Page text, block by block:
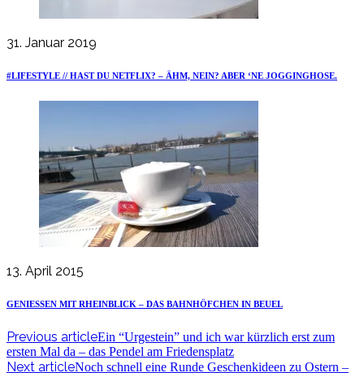
31. Januar 2019
#LIFESTYLE // HAST DU NETFLIX? – ÄHM, NEIN? ABER ‘NE JOGGINGHOSE.
13. April 2015
GENIESSEN MIT RHEINBLICK – DAS BAHNHÖFCHEN IN BEUEL
Previous articleEin “Urgestein” und ich war kürzlich erst zum
ersten Mal da – das Pendel am Friedensplatz
Next articleNoch schnell eine Runde Geschenkideen zu Ostern –